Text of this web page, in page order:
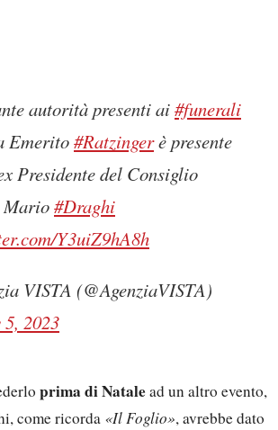
autorità presenti ai#funerali
Emerito#Ratzingerè presente
Presidente del Consiglio
#Draghi
Y3uiZ9hA8h
VISTA (@AgenziaVISTA)
2023
prima di Natalead un altro evento,
come ricorda «Il Foglio», avrebbe dato